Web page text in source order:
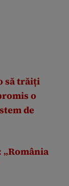
să trăiți
o
de
„România